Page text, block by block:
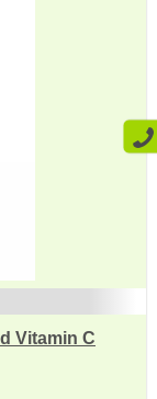
Vitamin C